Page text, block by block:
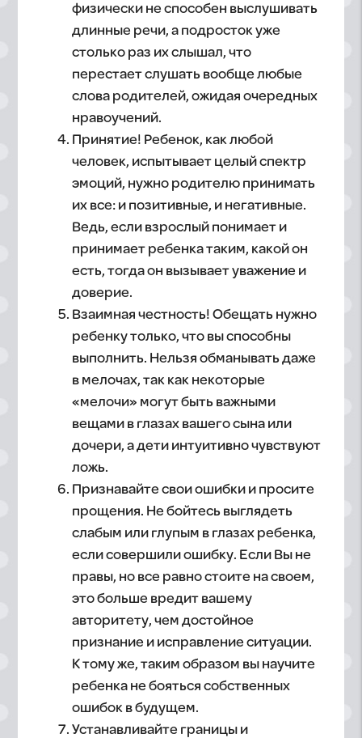
физически не способен выслушивать
длинные речи, а подросток уже
столько раз их слышал, что
перестает слушать вообще любые
слова родителей, ожидая очередных
нравоучений.
Принятие! Ребенок, как любой
человек, испытывает целый спектр
эмоций, нужно родителю принимать
их все: и позитивные, и негативные.
Ведь, если взрослый понимает и
принимает ребенка таким, какой он
есть, тогда он вызывает уважение и
доверие.
Взаимная честность! Обещать нужно
ребенку только, что вы способны
выполнить. Нельзя обманывать даже
в мелочах, так как некоторые
«мелочи» могут быть важными
вещами в глазах вашего сына или
дочери, а дети интуитивно чувствуют
ложь.
Признавайте свои ошибки и просите
прощения. Не бойтесь выглядеть
слабым или глупым в глазах ребенка,
если совершили ошибку. Если Вы не
правы, но все равно стоите на своем,
это больше вредит вашему
авторитету, чем достойное
признание и исправление ситуации.
К тому же, таким образом вы научите
ребенка не бояться собственных
ошибок в будущем.
Устанавливайте границы и